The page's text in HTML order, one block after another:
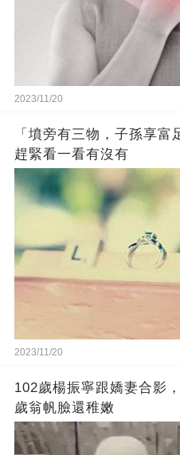
2023/11/20
「墳旁有三物，子孫享富
趕緊看一看有沒有
2023/11/20
102歲楊振寧跟嬌妻合影
歲翁帆臉還稚嫩